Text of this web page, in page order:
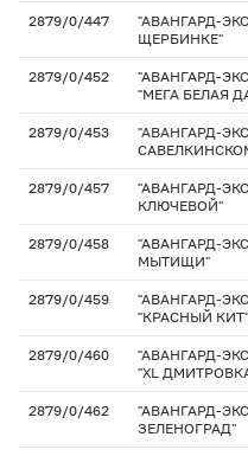
2879/0/447
"АВАНГАРД-
ЩЕРБИНКЕ"
2879/0/452
"АВАНГАРД-
"МЕГА БЕЛАЯ
2879/0/453
"АВАНГАРД-
2879/0/457
"АВАНГАРД-
КЛЮЧЕВОЙ"
2879/0/458
"АВАНГАРД-
МЫТИЩИ"
2879/0/459
"АВАНГАРД-
"КРАСНЫЙ
2879/0/460
"АВАНГАРД-
"XL
2879/0/462
"АВАНГАРД-
ЗЕЛЕНОГРАД"